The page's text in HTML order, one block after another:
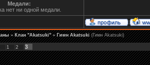
Медали:
нет ни одной медали.
» Клан "Akatsuki" » Гимн Akatsuki (Гимн Akatsuki)
1 2 3